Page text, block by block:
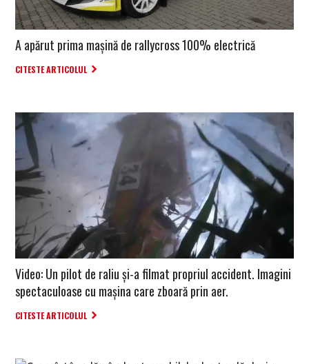
A apărut prima mașină de rallycross 100% electrică
CITESTE ARTICOLUL
Video: Un pilot de raliu și-a filmat propriul accident. Imagini
spectaculoase cu mașina care zboară prin aer.
CITESTE ARTICOLUL